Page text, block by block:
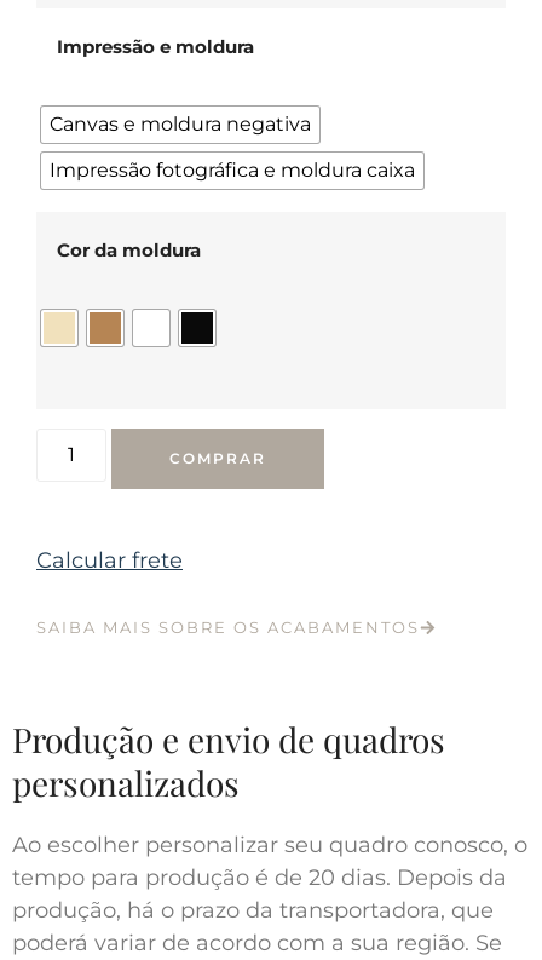
Impressão e moldura
Canvas e moldura negativa
Impressão fotográfica e moldura caixa
Cor da moldura
COMPRAR
Calcular frete
SAIBA MAIS SOBRE OS ACABAMENTOS
Produção e envio de quadros
personalizados
Ao escolher personalizar seu quadro conosco, o
tempo para produção é de 20 dias. Depois da
produção, há o prazo da transportadora, que
poderá variar de acordo com a sua região. Se